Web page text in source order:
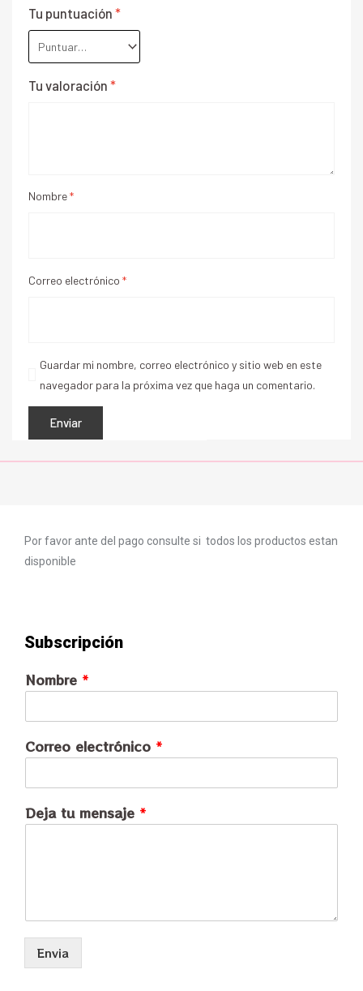
Tu puntuación *
Tu valoración *
Nombre*
Correo electrónico *
Guardar mi nombre, correo electrónico y sitio web en este
navegador para la próxima vez que haga un comentario.
Por favor ante del pago consulte si todos los productos estan
disponible
Subscripción
Nombre *
Correo electrónico *
Deja tu mensaje *
Envia